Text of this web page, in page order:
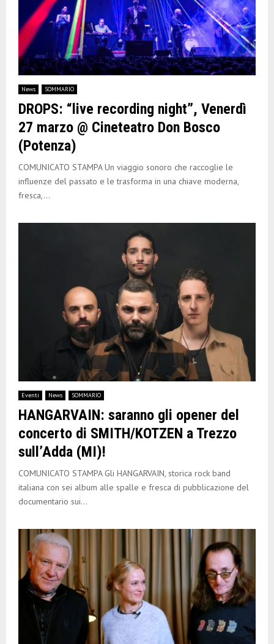
News SOMMARIO
DROPS: “live recording night”, Venerdì
27 marzo @ Cineteatro Don Bosco
(Potenza)
COMUNICATO STAMPA Un viaggio sonoro che raccoglie le
influenze del passato e le trasforma in una chiave moderna,
fresca,...
Eventi News SOMMARIO
HANGARVAIN: saranno gli opener del
concerto di SMITH/KOTZEN a Trezzo
sull’Adda (MI)!
COMUNICATO STAMPA Gli HANGARVAIN, storica rock band
italiana con sei album alle spalle e fresca di pubblicazione del
documentario sui...